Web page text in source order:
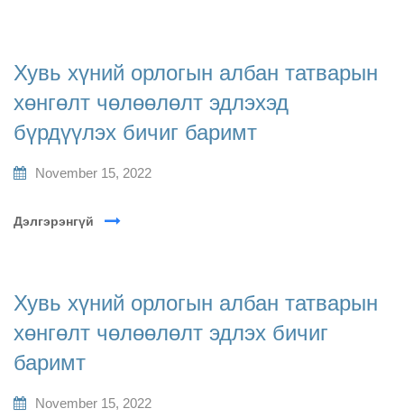
Хувь хүний орлогын албан татварын
хөнгөлт чөлөөлөлт эдлэхэд
бүрдүүлэх бичиг баримт
November 15, 2022
Дэлгэрэнгүй
Хувь хүний орлогын албан татварын
хөнгөлт чөлөөлөлт эдлэх бичиг
баримт
November 15, 2022